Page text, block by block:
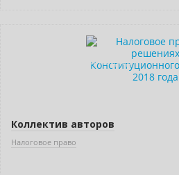
Индивидуальный подход
Коллектив авторов
Налоговое право